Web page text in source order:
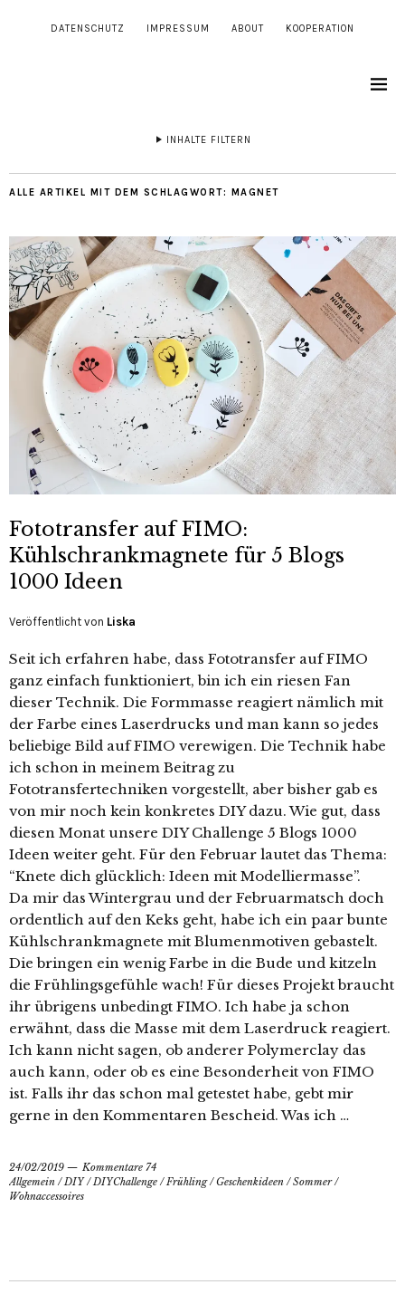
DATENSCHUTZ IMPRESSUM ABOUT KOOPERATION
INHALTE FILTERN
ALLE ARTIKEL MIT DEM SCHLAGWORT: MAGNET
Fototransfer auf FIMO:
Kühlschrankmagnete für 5 Blogs
1000 Ideen
Veröffentlicht von Liska
Seit ich erfahren habe, dass Fototransfer auf FIMO
ganz einfach funktioniert, bin ich ein riesen Fan
dieser Technik. Die Formmasse reagiert nämlich mit
der Farbe eines Laserdrucks und man kann so jedes
beliebige Bild auf FIMO verewigen. Die Technik habe
ich schon in meinem Beitrag zu
Fototransfertechniken vorgestellt, aber bisher gab es
von mir noch kein konkretes DIY dazu. Wie gut, dass
diesen Monat unsere DIY Challenge 5 Blogs 1000
Ideen weiter geht. Für den Februar lautet das Thema:
“Knete dich glücklich: Ideen mit Modelliermasse”.
Da mir das Wintergrau und der Februarmatsch doch
ordentlich auf den Keks geht, habe ich ein paar bunte
Kühlschrankmagnete mit Blumenmotiven gebastelt.
Die bringen ein wenig Farbe in die Bude und kitzeln
die Frühlingsgefühle wach! Für dieses Projekt braucht
ihr übrigens unbedingt FIMO. Ich habe ja schon
erwähnt, dass die Masse mit dem Laserdruck reagiert.
Ich kann nicht sagen, ob anderer Polymerclay das
auch kann, oder ob es eine Besonderheit von FIMO
ist. Falls ihr das schon mal getestet habe, gebt mir
gerne in den Kommentaren Bescheid. Was ich …
24/02/2019
Kommentare 74
Allgemein /DIY/DIYChallenge /Frühling/Geschenkideen /Sommer/
Wohnaccessoires